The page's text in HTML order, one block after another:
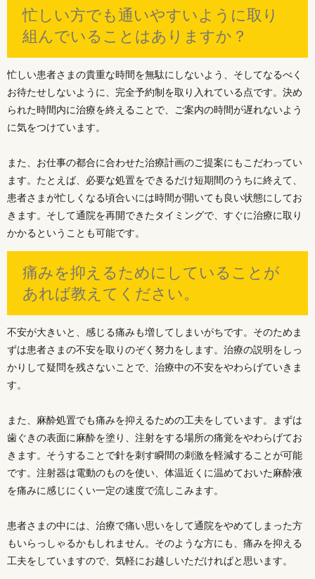
忙しい方でも通いやすいように取り
組んでいることはありますか？
忙しい患者さまの貴重な時間を無駄にしないよう、そしてなるべく
お待たせしないように、完全予約制を取り入れている点です。決め
られた時間内に治療を終えることで、ご案内の時間が遅れないよう
に気をつけています。
また、お仕事の都合に合わせた治療計画のご提案にもこだわってい
ます。たとえば、必要な処置をできるだけ短期間のうちに終えて、
患者さまが忙しくなる頃合いには時間が開いても良い状態にしてお
きます。そして通院を再開できたタイミングで、すぐに治療に取り
かかるということも可能です。
痛みを抑えるためにしていることが
あれば教えてください。
不安が大きいと、感じる痛みも増してしまいがちです。そのためま
ずは患者さまの不安を取りのぞく努力をします。治療の説明をしっ
かりして疑問を残さないことで、治療中の不安をやわらげていきま
す。
また、麻酔処置でも痛みを抑えるための工夫をしています。まずは
歯ぐきの表面に麻酔を塗り、注射をする場所の痛覚をやわらげてお
きます。そうすることで針を刺す瞬間の刺激を軽減することが可能
です。注射器は電動のものを使い、体温近くに温めておいた麻酔液
を痛みに感じにくい一定の速度で流しこみます。
患者さまの中には、治療で痛い思いをして通院をやめてしまった方
もいらっしゃるかもしれません。そのような方にも、痛みを抑える
工夫をしていますので、気軽にお越しいただければと思います。